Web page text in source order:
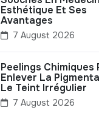
Esthétique Et Ses
Avantages
7 August 2026
Peelings Chimiques
Enlever La
Le Teint Irrégulier
7 August 2026